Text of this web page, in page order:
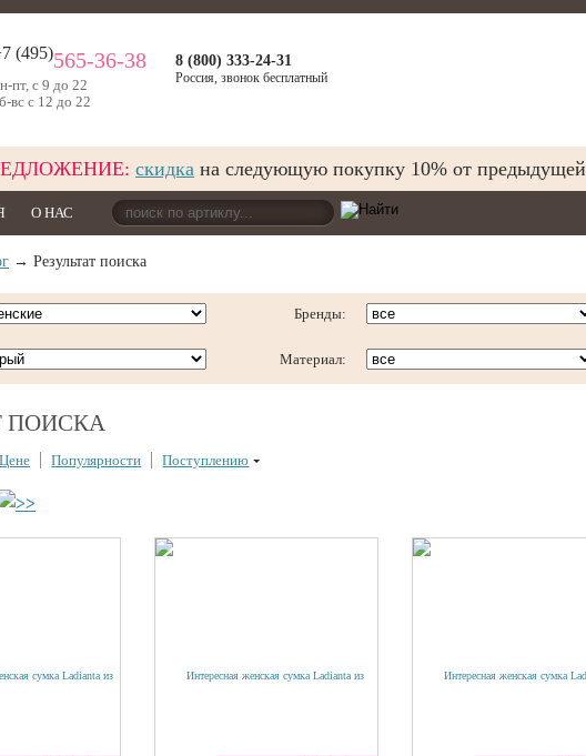
(495)565-36-38
пт, с 9 до 22
вс с 12 до 22
8 (800) 333-24-31
Россия, звонок бесплатный
скидка на следующую покупку 10% от предыдущей
О НАС
→ Результат поиска
Бренды:
Материал:
ПОИСКА
Цене Популярности Поступлению